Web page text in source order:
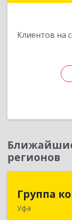
Клиентов на
регионов
Группа
Уфа
450006,